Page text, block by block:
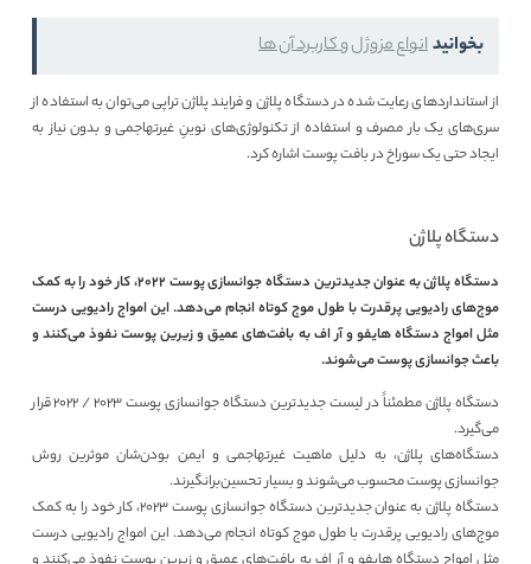
بخوانیدانواع مزوژل و کاربرد آن ها
از استانداردهای رعایت شده در دستگاه پلاژن و فرایند پلاژن تراپی می‌توان به استفاده از
سری‌های یک بار مصرف و استفاده از تکنولوژی‌های نوینِ غیرتهاجمی و بدون نیاز به
ایجاد حتی یک سوراخ در بافت پوست اشاره کرد.
دستگاه پلاژن
دستگاه پلاژن به عنوان جدیدترین دستگاه جوانسازی پوست 2022، کار خود را به کمک
موج‌های رادیویی پرقدرت با طول موج کوتاه انجام می‌دهد. این امواج رادیویی درست
مثل امواج دستگاه هایفو و آر اف به بافت‌های عمیق و زیرین پوست نفوذ می‌کنند و
باعث جوانسازی پوست می‌شوند.
دستگاه پلاژن مطمئناً در لیست جدیدترین دستگاه جوانسازی پوست 2023 / 2022 قرار
می‌گیرد.
دستگاه‌های پلاژن، به دلیل ماهیت غیرتهاجمی و ایمن بودن‌شان موثرین روش
جوانسازی پوست محسوب می‌شوند و بسیار تحسین‌برانگیرند.
دستگاه پلاژن به عنوان جدیدترین دستگاه جوانسازی پوست 2023، کار خود را به کمک
موج‌های رادیویی پرقدرت با طول موج کوتاه انجام می‌دهد. این امواج رادیویی درست